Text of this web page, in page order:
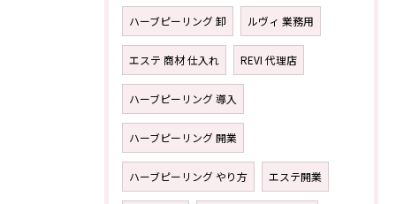
ハーブピーリング 卸 ルヴィ 業務用
エステ 商材 仕入れ REVI 代理店
ハーブピーリング 導入
ハーブピーリング 開業
ハーブピーリング やり方 エステ開業